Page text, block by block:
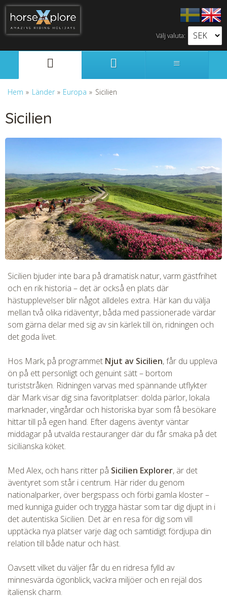
Välj valuta:
Hem » Länder » Europa » Sicilien
Sicilien
Sicilien bjuder inte bara på dramatisk natur, varm gästfrihet
och en rik historia – det är också en plats där
hästupplevelser blir något alldeles extra. Här kan du välja
mellan två olika ridäventyr, båda med passionerade värdar
som gärna delar med sig av sin kärlek till ön, ridningen och
det goda livet.
Hos Mark, på programmet Njut av Sicilien, får du uppleva
ön på ett personligt och genuint sätt – bortom
turiststråken. Ridningen varvas med spännande utflykter
där Mark visar dig sina favoritplatser: dolda pärlor, lokala
marknader, vingårdar och historiska byar som få besökare
hittar till på egen hand. Efter dagens äventyr väntar
middagar på utvalda restauranger där du får smaka på det
sicilianska köket.
Med Alex, och hans ritter på Sicilien Explorer, är det
äventyret som står i centrum. Här rider du genom
nationalparker, över bergspass och förbi gamla kloster –
med kunniga guider och trygga hästar som tar dig djupt in i
det autentiska Sicilien. Det är en resa för dig som vill
upptäcka nya platser varje dag och samtidigt fördjupa din
relation till både natur och häst.
Oavsett vilket du väljer får du en ridresa fylld av
minnesvärda ögonblick, vackra miljöer och en rejäl dos
italiensk charm.